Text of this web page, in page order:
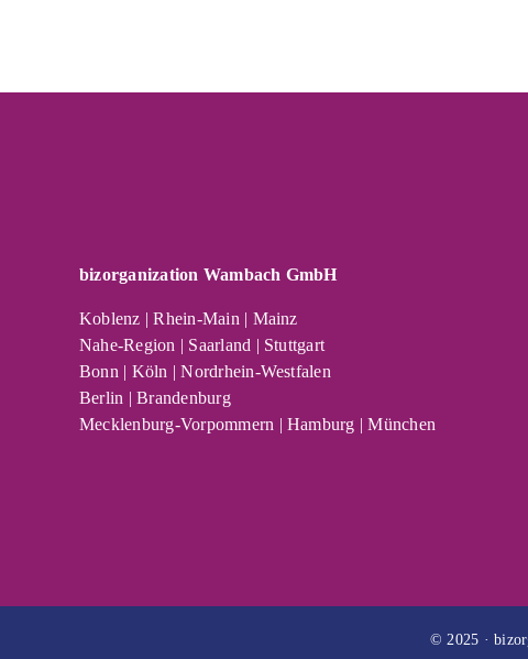
bizorganization Wambach GmbH
Koblenz | Rhein-Main | Mainz
Nahe-Region | Saarland | Stuttgart
Bonn | Köln | Nordrhein-Westfalen
Berlin | Brandenburg
Mecklenburg-Vorpommern | Hamburg | München
© 2025 ·